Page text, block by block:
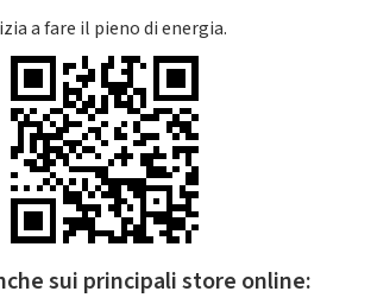
a fare il pieno di energia.
sui principali store online: